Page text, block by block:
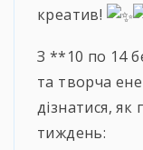
креатив!
З **10 по 14
та творча
дізнатися,
тиждень: